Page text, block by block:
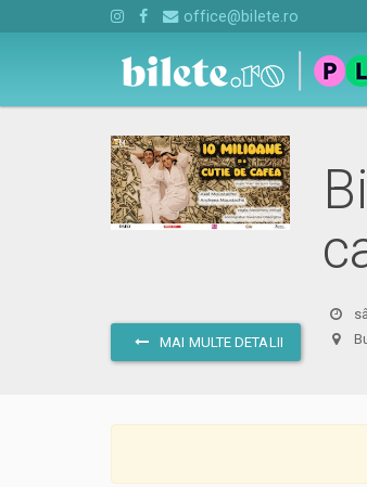
office@bilete.ro
MAI MULTE DETALII